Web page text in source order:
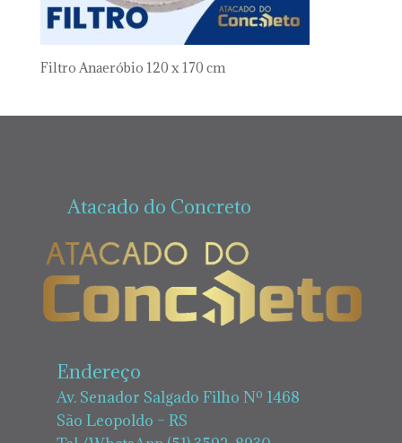
Filtro Anaeróbio 120 x 170 cm
Atacado do Concreto
Endereço
Av. Senador Salgado Filho Nº 1468
São Leopoldo – RS